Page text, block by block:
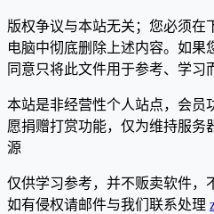
版权争议与本站无关；您必须在
电脑中彻底删除上述内容。如果
同意只将此文件用于参考、学习
本站是非经营性个人站点，会员
愿捐赠打赏功能，仅为维持服务
源
仅供学习参考，并不贩卖软件，
如有侵权请邮件与我们联系处理